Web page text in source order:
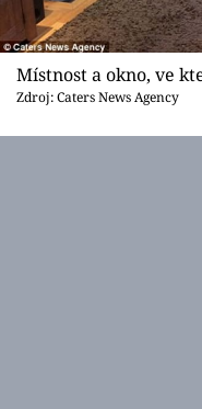
Místnost a okno, ve
Zdroj: Caters News Agency